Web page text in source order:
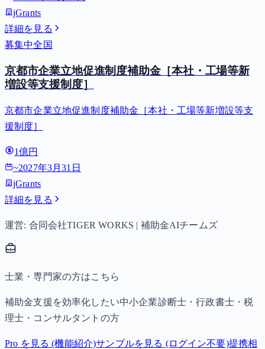
jGrants
詳細を見る
募集中全国
京都市企業立地促進制度補助金［本社・工場等新
増設等支援制度］
京都市企業立地促進制度補助金［本社・工場等新増設等支
援制度］
1億円
~2027年3月31日
jGrants
詳細を見る
運営: 合同会社TIGER WORKS | 補助金AIチームズ
士業・専門家の方はこちら
補助金支援を効率化したい中小企業診断士・行政書士・税
理士・コンサルタントの方
Pro を見る (機能紹介)サンプルを見る (ログイン不要)提携相